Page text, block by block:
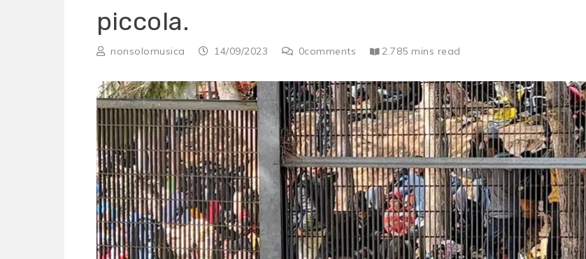
piccola.
nonsolomusica 14/09/2023 0comments 2.785 mins read